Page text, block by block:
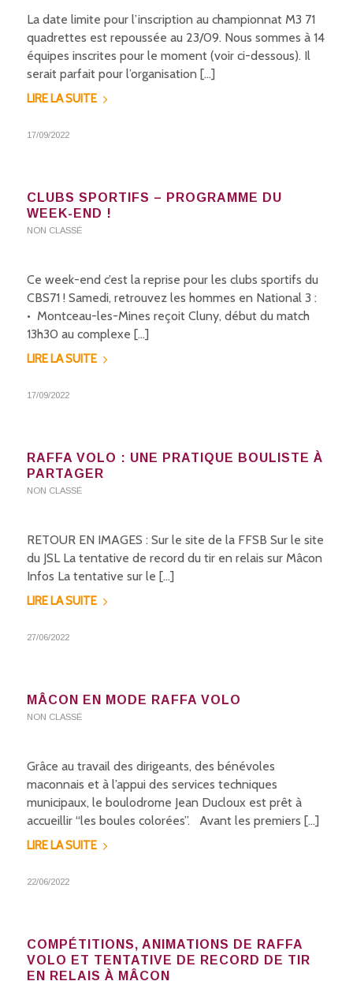
La date limite pour l’inscription au championnat M3 71
quadrettes est repoussée au 23/09. Nous sommes à 14
équipes inscrites pour le moment (voir ci-dessous). Il
serait parfait pour l’organisation […]
LIRE LA SUITE
17/09/2022
CLUBS SPORTIFS – PROGRAMME DU
WEEK-END !
NON CLASSÉ
Ce week-end c’est la reprise pour les clubs sportifs du
CBS71 ! Samedi, retrouvez les hommes en National 3 :
• Montceau-les-Mines reçoit Cluny, début du match
13h30 au complexe […]
LIRE LA SUITE
17/09/2022
RAFFA VOLO : UNE PRATIQUE BOULISTE À
PARTAGER
NON CLASSÉ
RETOUR EN IMAGES : Sur le site de la FFSB Sur le site
du JSL La tentative de record du tir en relais sur Mâcon
Infos La tentative sur le […]
LIRE LA SUITE
27/06/2022
MÂCON EN MODE RAFFA VOLO
NON CLASSÉ
Grâce au travail des dirigeants, des bénévoles
maconnais et à l’appui des services techniques
municipaux, le boulodrome Jean Ducloux est prêt à
accueillir “les boules colorées”. Avant les premiers […]
LIRE LA SUITE
22/06/2022
COMPÉTITIONS, ANIMATIONS DE RAFFA
VOLO ET TENTATIVE DE RECORD DE TIR
EN RELAIS À MÂCON